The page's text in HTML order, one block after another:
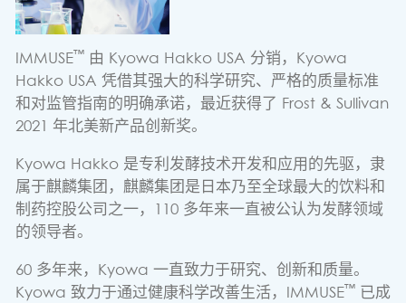
IMMUSE™
由 Kyowa Hakko USA 分销，Kyowa
Hakko USA 凭借其强大的科学研究、严格的质量标准
和对监管指南的明确承诺，最近获得了 Frost & Sullivan
2021 年北美新产品创新奖。
Kyowa Hakko 是专利发酵技术开发和应用的先驱，隶
属于麒麟集团，麒麟集团是日本乃至全球最大的饮料和
制药控股公司之一，110 多年来一直被公认为发酵领域
的领导者。
60 多年来，Kyowa 一直致力于研究、创新和质量。
Kyowa 致力于通过健康科学改善生活，IMMUSE™ 已成